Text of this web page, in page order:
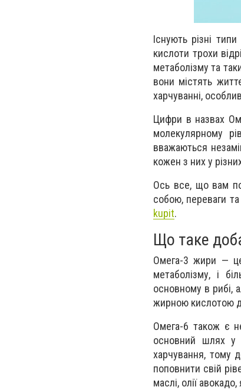
Існують різні
кислоти трохи
метаболізму та
вони містять
харчуванні,
Цифри в назвах
молекулярному
вважаються
кожен з них у
Ось все, що вам
собою, переваги та
kupit.
Що таке
Омега-3 жири —
метаболізму, і
основному в рибі,
жирною кислотою
Омега-6 також є
основний шлях у
харчування, тому
поповнити свій
маслі, олії